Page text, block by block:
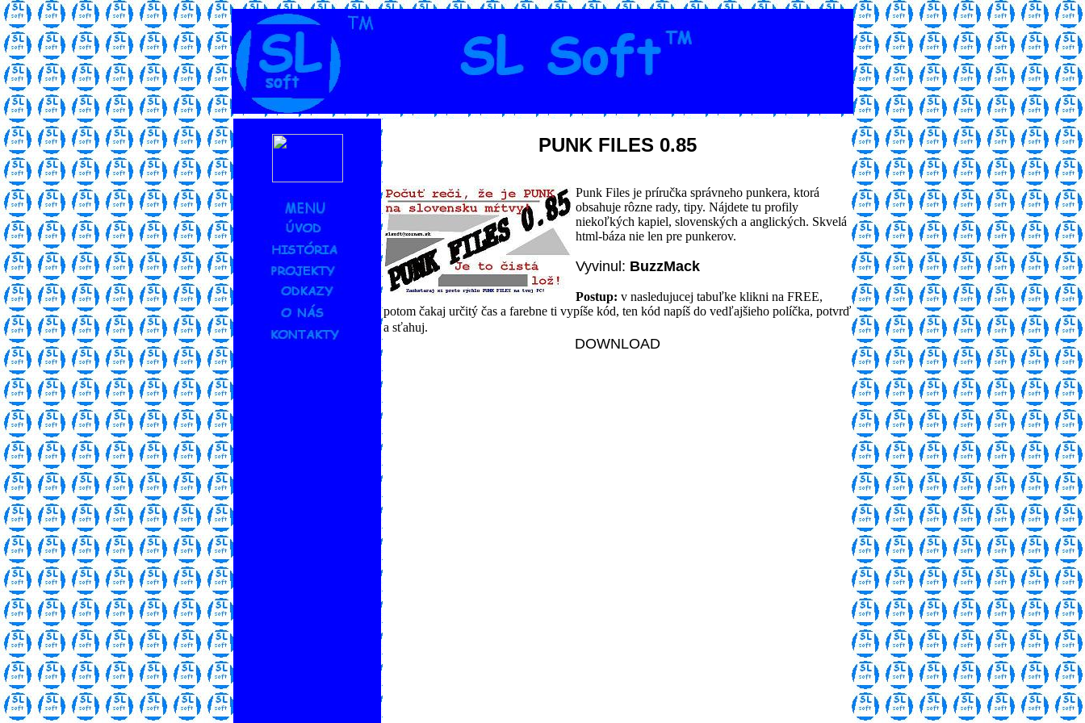
PUNK FILES 0.85
Punk Files je príručka správneho punkera, ktorá
obsahuje rôzne rady, tipy. Nájdete tu profily
niekoľkých kapiel, slovenských a anglických. Skvelá
html-báza nie len pre punkerov.
Vyvinul: BuzzMack
Postup: v nasledujucej tabuľke klikni na FREE,
potom čakaj určitý čas a farebne ti vypíše kód, ten kód napíš do vedľajšieho políčka, potvrď
a sťahuj.
DOWNLOAD